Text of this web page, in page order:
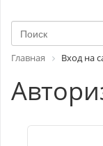
Главная Вход на